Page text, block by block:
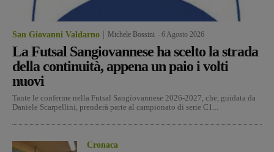
San Giovanni Valdarno Michele Bossini 6 Agosto 2026
La Futsal Sangiovannese ha scelto la strada
della continuità, appena un paio i volti
nuovi
Tante le conferme nella Futsal Sangiovannese 2026-2027, che, guidata da
Daniele Scarpellini, prenderà parte al campionato di serie C1...
Cronaca